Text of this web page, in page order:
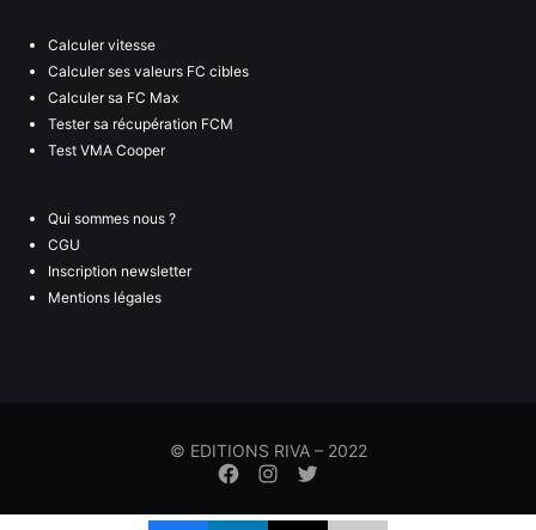
Calculer vitesse
Calculer ses valeurs FC cibles
Calculer sa FC Max
Tester sa récupération FCM
Test VMA Cooper
Qui sommes nous ?
CGU
Inscription newsletter
Mentions légales
© EDITIONS RIVA – 2022
Élément
menude
de